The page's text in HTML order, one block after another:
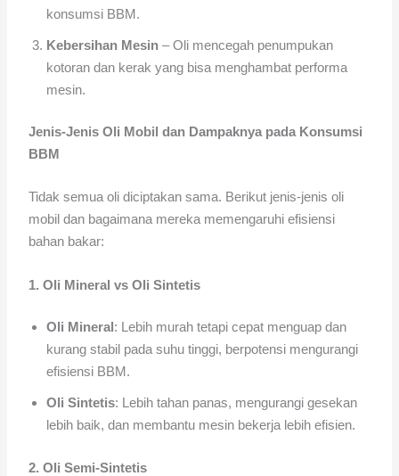
konsumsi BBM.
Kebersihan Mesin – Oli mencegah penumpukan
kotoran dan kerak yang bisa menghambat performa
mesin.
Jenis-Jenis Oli Mobil dan Dampaknya pada Konsumsi
BBM
Tidak semua oli diciptakan sama. Berikut jenis-jenis oli
mobil dan bagaimana mereka memengaruhi efisiensi
bahan bakar:
1. Oli Mineral vs Oli Sintetis
Oli Mineral: Lebih murah tetapi cepat menguap dan
kurang stabil pada suhu tinggi, berpotensi mengurangi
efisiensi BBM.
Oli Sintetis: Lebih tahan panas, mengurangi gesekan
lebih baik, dan membantu mesin bekerja lebih efisien.
2. Oli Semi-Sintetis